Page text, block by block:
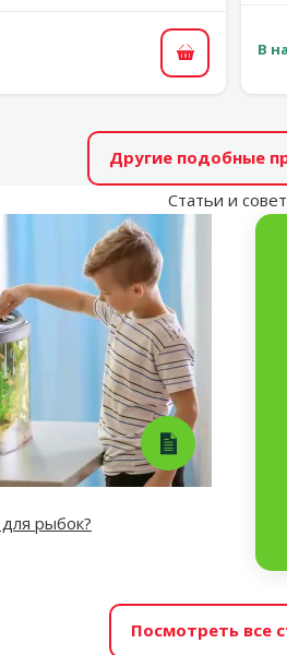
В корзину
В
Другие подобные
Статьи и
рыбок?
Посмотреть все